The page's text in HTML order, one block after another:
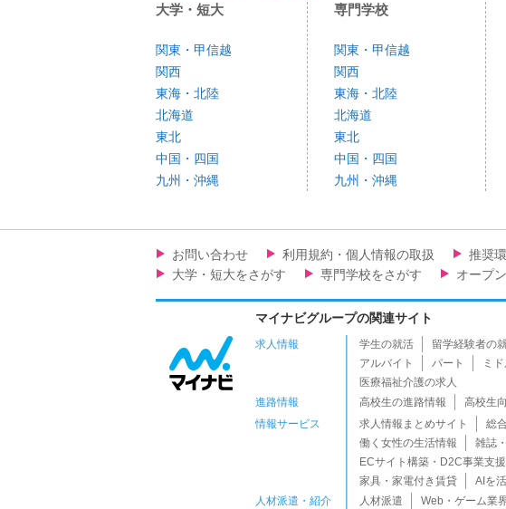
大学・短大
関東・甲信越
関西
東海・北陸
北海道
東北
中国・四国
九州・沖縄
専門学校
関東・甲信越
関西
東海・北陸
北海道
東北
中国・四国
九州・沖縄
お問い合わせ 利用規約・個人情報の取扱 推奨
大学・短大をさがす
専門学校をさがす オープ
マイナビグループの関連サイト
求人情報 学生の就活 留学経験者の
アルバイト
パート ミ
医療福祉介護の求人
進路情報
高校生の進路情報
高校生
情報サービス
求人情報まとめサイト 総
働く女性の生活情報
雑誌
ECサイト構築・D2C事業支援
家具・家電付き賃貸
AIを
人材派遣・紹介
人材派遣 Web・ゲーム業